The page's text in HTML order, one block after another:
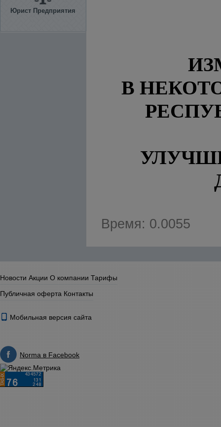
Юрист Предприятия
В
Время: 0.0055
Новости Акции О компании Тарифы
Публичная оферта Контакты
Мобильная версия сайта
Norma в Facebook